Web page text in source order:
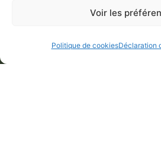
Voir les
Politique de cookiesDéclaration